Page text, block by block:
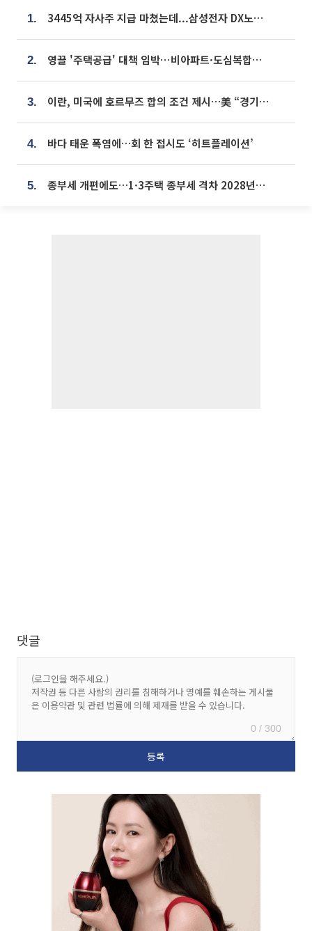
1. 3445억 자사주 지급 마쳤는데...삼성전자 DX노조, 뒤늦은 '떼쓰기 집회'
2. 영끌 '주택공급' 대책 임박⋯비아파트·도심복합까지 총동원
3. 이란, 미국에 호르무즈 합의 조건 제시…美 “경기 아직 안 끝나” [종합]
4. 바다 태운 폭염에…회 한 접시도 ‘히트플레이션’
5. 종부세 개편에도…1·3주택 종부세 격차 2028년부터 확대
댓글
0 / 300